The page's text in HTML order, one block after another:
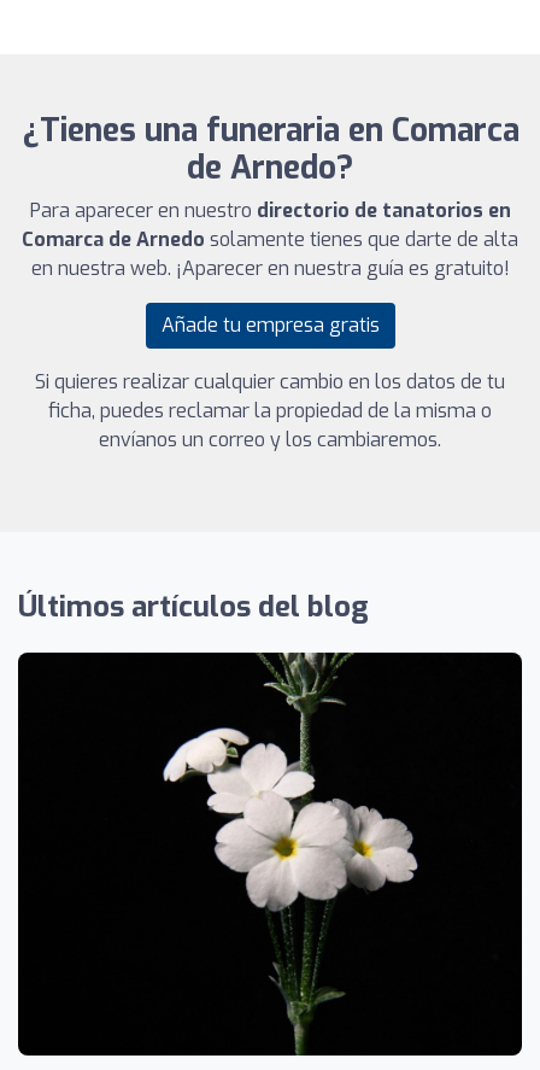
¿Tienes una funeraria en Comarca
de Arnedo?
Para aparecer en nuestro directorio de tanatorios en
Comarca de Arnedo solamente tienes que darte de alta
en nuestra web. ¡Aparecer en nuestra guía es gratuito!
Añade tu empresa gratis
Si quieres realizar cualquier cambio en los datos de tu
ficha, puedes reclamar la propiedad de la misma o
envíanos un correo y los cambiaremos.
Últimos artículos del blog